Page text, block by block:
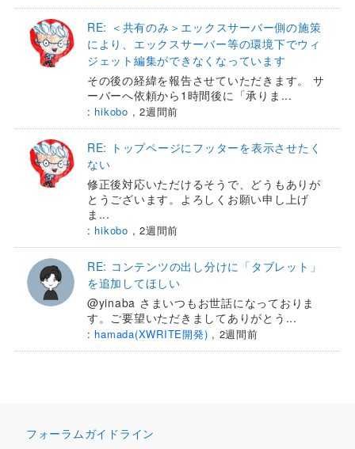
RE: ＜共有のみ＞エックスサーバー側の施策
により、エックスサーバー等の環境下でウィ
ジェット編集ができなくなっています
その後の経緯を報告させていただきます。 サ
ーバーへ依頼から1時間後に「承りま...
: hikobo ,2週間前
RE: トップページにフッターを表示させたく
ない
修正後対応いただけるそうで、どうもありが
とうございます。よろしくお願い申し上げ
ま...
: hikobo ,2週間前
RE: コンテンツの出し分けに「タブレット」
を追加してほしい
@yinaba さまいつもお世話になっておりま
す。ご要望いただきましてありがとう...
: hamada(XWRITE開発) , 2週間前
フォーラムガイドライン